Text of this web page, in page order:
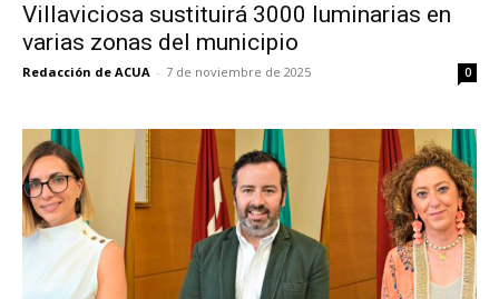
Villaviciosa sustituirá 3000 luminarias en
varias zonas del municipio
Redacción de ACUA - 7 de noviembre de 2025 0